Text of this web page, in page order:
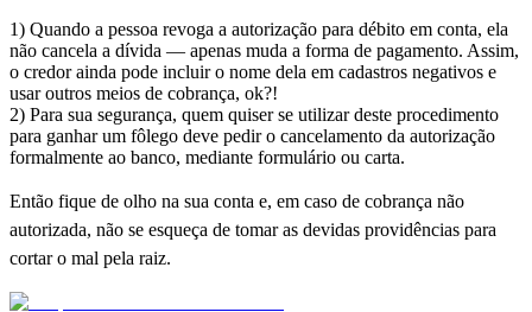
1) Quando a pessoa revoga a autorização para débito em conta, ela
não cancela a dívida — apenas muda a forma de pagamento. Assim,
o credor ainda pode incluir o nome dela em cadastros negativos e
usar outros meios de cobrança, ok?!
2) Para sua segurança, quem quiser se utilizar deste procedimento
para ganhar um fôlego deve pedir o cancelamento da autorização
formalmente ao banco, mediante formulário ou carta.
Então fique de olho na sua conta e, em caso de cobrança não
autorizada, não se esqueça de tomar as devidas providências para
cortar o mal pela raiz.